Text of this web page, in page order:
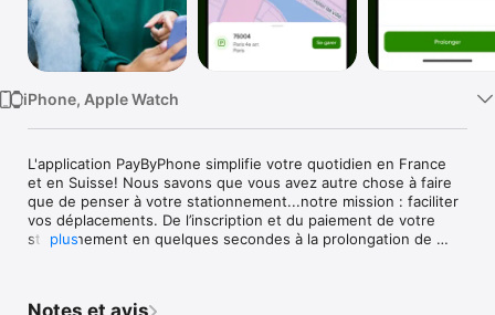
iPhone, Apple Watch
L'application PayByPhone simplifie votre quotidien en France
et en Suisse! Nous savons que vous avez autre chose à faire
que de penser à votre stationnement...notre mission : faciliter
vos déplacements. De l’inscription et du paiement de votre
stationnement en quelques secondes à la prolongation de
plus